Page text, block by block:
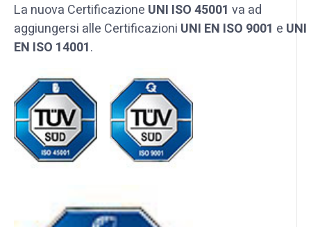
La nuova Certificazione UNI ISO 45001 va ad
aggiungersi alle Certificazioni UNI EN ISO 9001 e UNI
EN ISO 14001.